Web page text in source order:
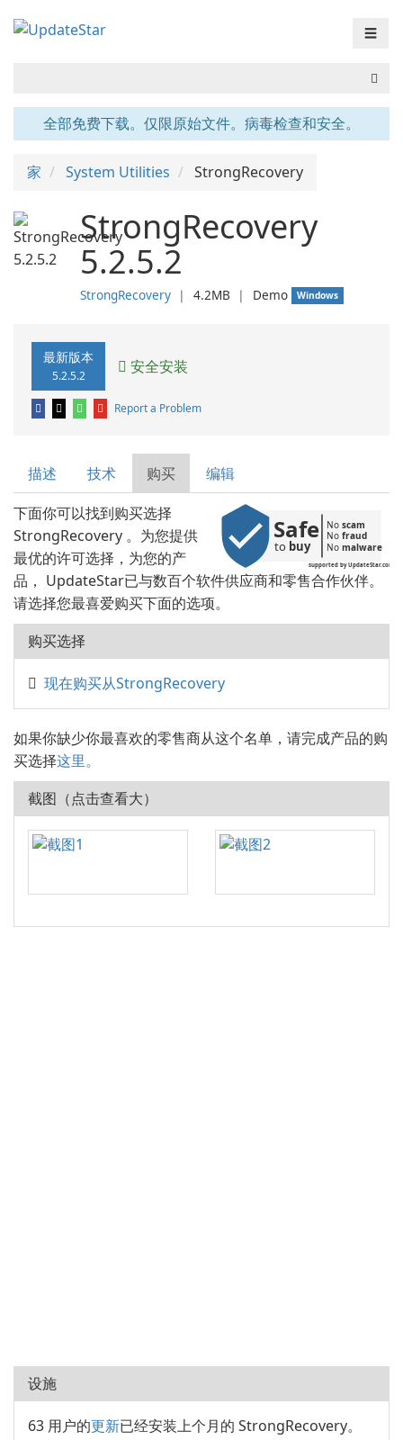
☰
全部免费下载。仅限原始文件。病毒检查和安全。
家 System Utilities StrongRecovery
StrongRecovery
5.2.5.2
StrongRecovery ❘ 4.2MB ❘ Demo Windows
最新版本
5.2.5.2 安全安装
Report a Problem
描述 技术 购买 编辑
supported by UpdateStar.com
Safe
to buy
No scam
No fraud
No malware
下面你可以找到购买选择
StrongRecovery 。为您提供
最优的许可选择，为您的产
品， UpdateStar已与数百个软件供应商和零售合作伙伴。
请选择您最喜爱购买下面的选项。
购买选择
现在购买从StrongRecovery
如果你缺少你最喜欢的零售商从这个名单，请完成产品的购
买选择这里。
截图（点击查看大）
设施
63 用户的更新已经安装上个月的 StrongRecovery。